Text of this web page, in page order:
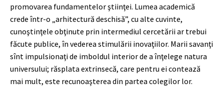
promovarea fundamentelor ştiinţei. Lumea academică
crede într-o „arhitectură deschisă”, cu alte cuvinte,
cunoştinţele obţinute prin intermediul cercetării ar trebui
făcute publice, în vederea stimulării inovaţiilor. Marii savanţi
sînt impulsionaţi de imboldul interior de a înţelege natura
universului; răsplata extrinsecă, care pentru ei contează
mai mult, este recunoaşterea din partea colegilor lor.